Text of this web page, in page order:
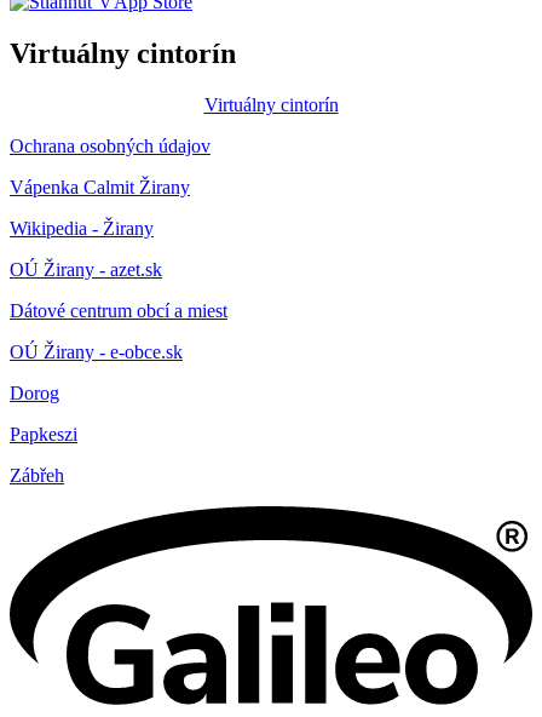
Virtuálny cintorín
Virtuálny cintorín
Ochrana osobných údajov
Vápenka Calmit Žirany
Wikipedia - Žirany
OÚ Žirany - azet.sk
Dátové centrum obcí a miest
OÚ Žirany - e-obce.sk
Dorog
Papkeszi
Zábřeh